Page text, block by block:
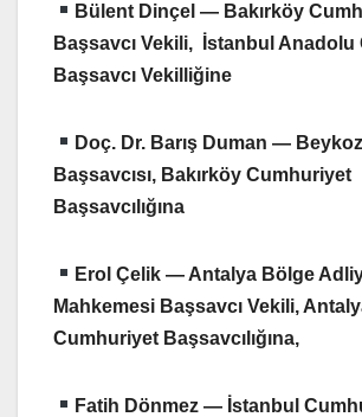
Bülent Dinçel — Bakırköy
Başsavcı Vekili, İstanbul
Başsavcı Vekilliğine
Doç. Dr. Barış Duman —
Başsavcısı, Bakırköy Cumhuriyet
Başsavcılığına
Erol Çelik — Antalya Bölge
Mahkemesi Başsavcı Vekili,
Cumhuriyet Başsavcılığına,
Fatih Dönmez — İstanbul